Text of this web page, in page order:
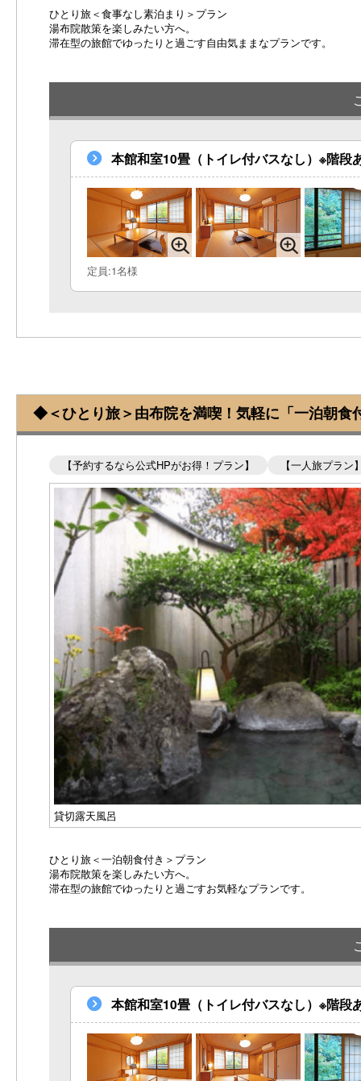
ひとり旅＜食事なし素泊まり＞プラン
湯布院散策を楽しみたい方へ。
滞在型の旅館でゆったりと過ごす自由気ままなプランです。
本館和室10畳（トイレ付バスなし）※階段
定員:1名様
◆＜ひとり旅＞由布院を満喫！気軽に「一泊朝食
【予約するなら公式HPがお得！プラン】 【一人旅プラン
貸切露天風呂
ひとり旅＜一泊朝食付き＞プラン
湯布院散策を楽しみたい方へ。
滞在型の旅館でゆったりと過ごすお気軽なプランです。
本館和室10畳（トイレ付バスなし）※階段